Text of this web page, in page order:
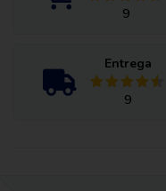
9
Entrega
9